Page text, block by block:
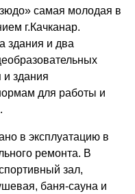
самая молодая в
г.Качканар.
здания и два
здания
для работы и
в эксплуатацию в
ремонта. В
зал,
баня-сауна и